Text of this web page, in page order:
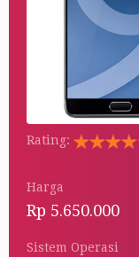
Rating:
Harga
Rp 5.650.000
Sistem Operasi